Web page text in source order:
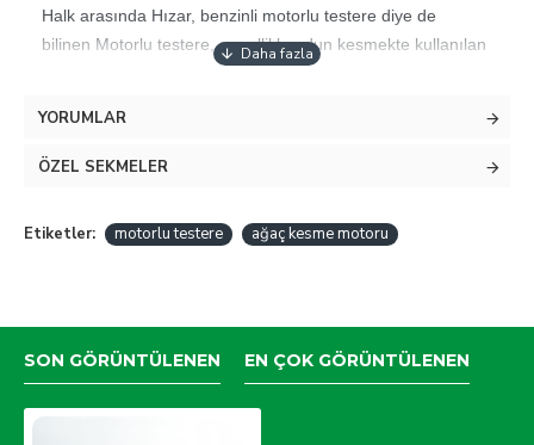
Halk arasında Hızar, benzinli motorlu testere diye de
bilinen Motorlu testere,genellikle odun kesmekte kullanılan
ile çalışanlar bilinen ve çok kullanılanlardır.
Kesme hızı : 19 m/s
Yakıt tankı kapasitesi : 550 ml
YORUMLAR
ÖZEL SEKMELER
Etiketler: motorlu testere ağaç kesme motoru
SON GÖRÜNTÜLENEN EN ÇOK GÖRÜNTÜLENEN